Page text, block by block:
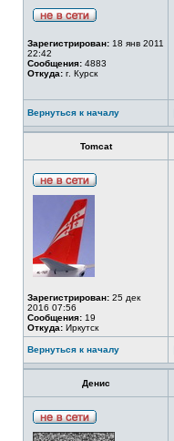
Зарегистрирован: 18 янв 2011
22:42
Сообщения: 4883
Откуда: г. Курск
Вернуться к началу
Tomcat
Зарегистрирован: 25 дек
2016 07:56
Сообщения: 19
Откуда: Иркутск
Вернуться к началу
Денис